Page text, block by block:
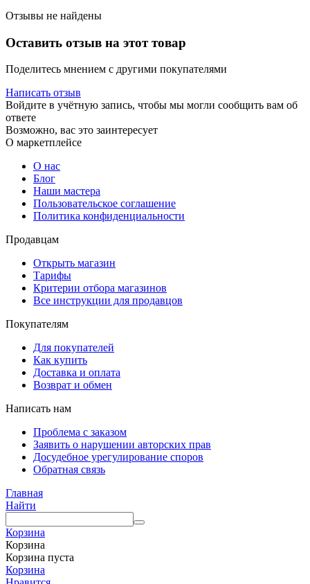
Отзывы не найдены
Оставить отзыв на этот товар
Поделитесь мнением с другими покупателями
Написать отзыв
Войдите в учётную запись, чтобы мы могли сообщить вам об
ответе
Возможно, вас это заинтересует
О маркетплейсе
О нас
Блог
Наши мастера
Пользовательское соглашение
Политика конфиденциальности
Продавцам
Открыть магазин
Тарифы
Критерии отбора магазинов
Все инструкции для продавцов
Покупателям
Для покупателей
Как купить
Доставка и оплата
Возврат и обмен
Написать нам
Проблема с заказом
Заявить о нарушении авторских прав
Досудебное урегулирование споров
Обратная связь
Главная
Найти
Корзина
Корзина
Корзина пуста
Корзина